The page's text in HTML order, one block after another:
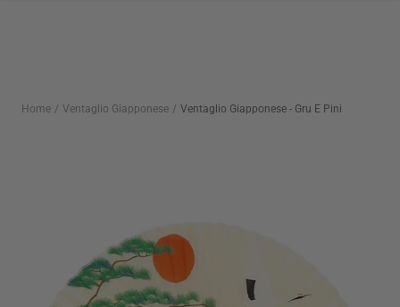
Home Ventaglio Giapponese Ventaglio Giapponese - Gru E Pini